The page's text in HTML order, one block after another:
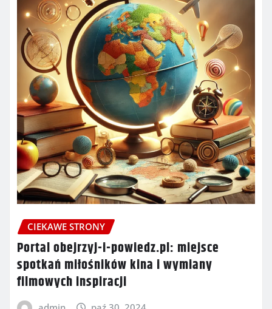
CIEKAWE STRONY
Portal obejrzyj-i-powiedz.pl: miejsce
spotkań miłośników kina i wymiany
filmowych inspiracji